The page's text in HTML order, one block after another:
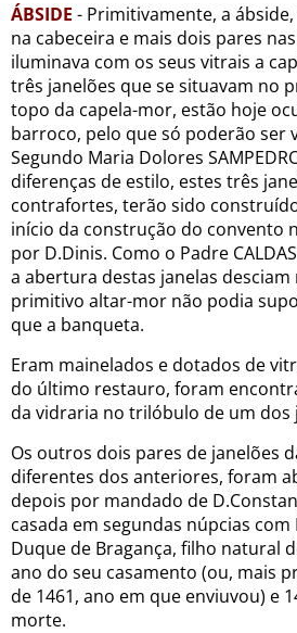
ÁBSIDE - Primitivamente, a
na cabeceira e mais dois pares
iluminava com os seus vitrais a
três janelões que se situavam no
topo da capela-mor, estão hoje
barroco, pelo que só poderão ser
Segundo Maria Dolores
diferenças de estilo, estes três
contrafortes, terão sido
início da construção do convento
por D.Dinis. Como o Padre
a abertura destas janelas
primitivo altar-mor não podia
que a banqueta.
Eram mainelados e dotados de
do último restauro, foram
da vidraria no trilóbulo de um dos
Os outros dois pares de janelões
diferentes dos anteriores, foram
depois por mandado de
casada em segundas núpcias
Duque de Bragança, filho natural
ano do seu casamento (ou, mais
de 1461, ano em que enviuvou) e
morte.